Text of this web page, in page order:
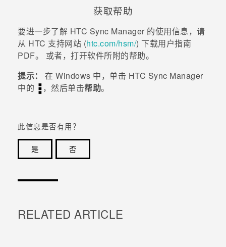
获取帮助
要进一步了解 HTC Sync Manager 的使用信息，请
从 HTC 支持网站 (htc.com/hsm/) 下载用户指南
PDF。 或者，打开软件所附的帮助。
提示：
在 Windows 中，单击 HTC Sync Manager
中的
，然后单击帮助。
此信息是否有用？
是
否
RELATED ARTICLE